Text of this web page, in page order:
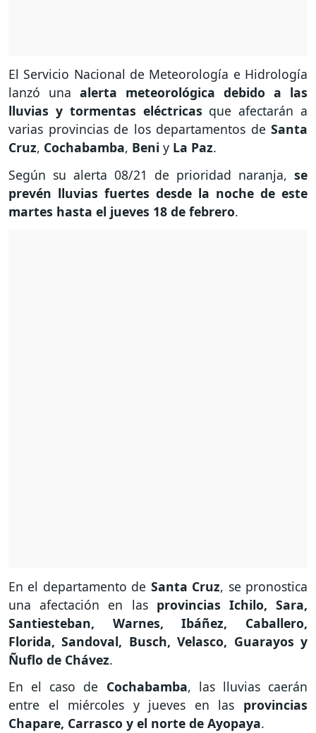
El Servicio Nacional de Meteorología e Hidrología
lanzó una alerta meteorológica debido a las
lluvias y tormentas eléctricas que afectarán a
varias provincias de los departamentos de Santa
Cruz, Cochabamba, Beni y La Paz.
Según su alerta 08/21 de prioridad naranja, se
prevén lluvias fuertes desde la noche de este
martes hasta el jueves 18 de febrero.
En el departamento de Santa Cruz, se pronostica
una afectación en las provincias Ichilo, Sara,
Santiesteban, Warnes, Ibáñez, Caballero,
Florida, Sandoval, Busch, Velasco, Guarayos y
Ñuflo de Chávez.
En el caso de Cochabamba, las lluvias caerán
entre el miércoles y jueves en las provincias
Chapare, Carrasco y el norte de Ayopaya.